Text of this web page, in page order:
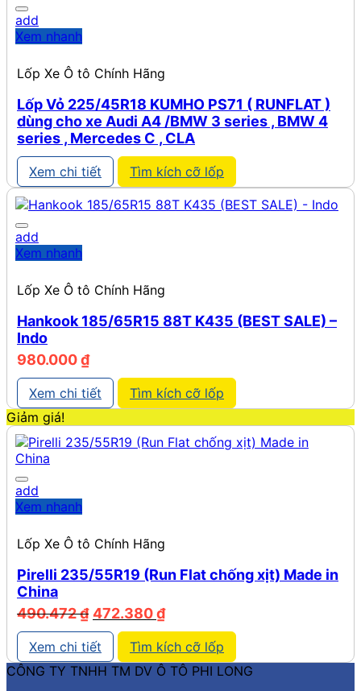
add
Xem nhanh
Lốp Xe Ô tô Chính Hãng
Lốp Vỏ 225/45R18 KUMHO PS71 ( RUNFLAT )
dùng cho xe Audi A4 /BMW 3 series , BMW 4
series , Mercedes C , CLA
Xem chi tiết Tìm kích cỡ lốp
add
Xem nhanh
Lốp Xe Ô tô Chính Hãng
Hankook 185/65R15 88T K435 (BEST SALE) –
Indo
980.000₫
Xem chi tiết
Tìm kích cỡ lốp
Giảm giá!
add
Xem nhanh
Lốp Xe Ô tô Chính Hãng
Pirelli 235/55R19 (Run Flat chống xịt) Made in
China
490.472₫ Giá
gốc
là:
490.472 ₫.
472.380₫Giá
hiện
tại
là:
472.380 ₫.
Xem chi tiết
Tìm kích cỡ lốp
CÔNG TY TNHH TM DV Ô TÔ PHI LONG